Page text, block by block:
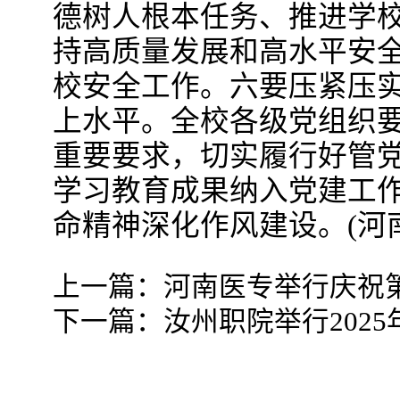
德树人根本任务、推进学
持高质量发展和高水平安
校安全工作。六要压紧压
上水平。全校各级党组织
重要要求，切实履行好管
学习教育成果纳入党建工
命精神深化作风建设。(
上一篇： 河南医专举行庆祝
下一篇： 汝州职院举行